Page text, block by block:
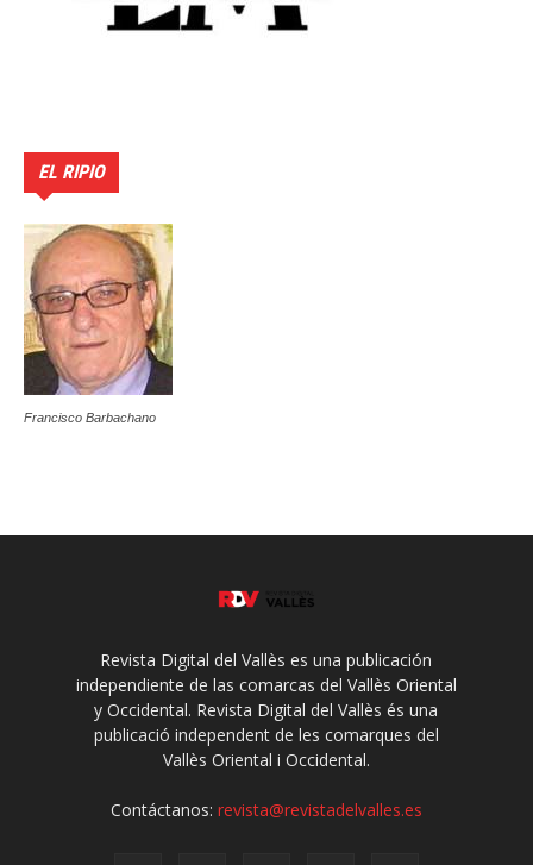
EL RIPIO
Francisco Barbachano
Revista Digital del Vallès es una publicación
independiente de las comarcas del Vallès Oriental
y Occidental. Revista Digital del Vallès és una
publicació independent de les comarques del
Vallès Oriental i Occidental.
Contáctanos: revista@revistadelvalles.es